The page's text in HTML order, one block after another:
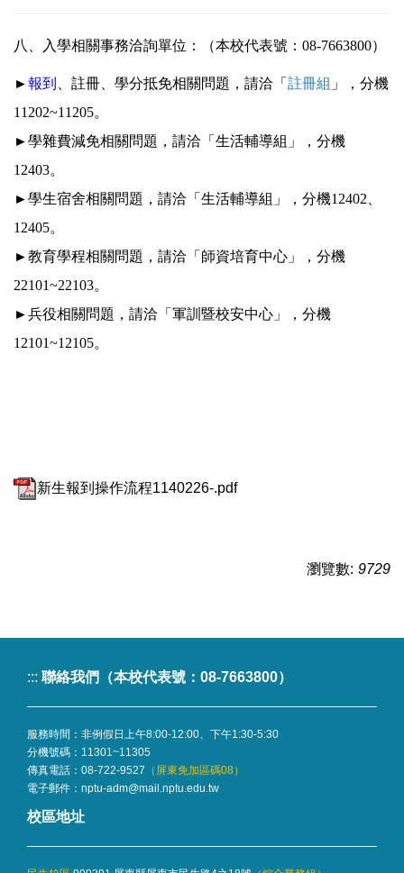
八、入學相關事務洽詢單位：（本校代表號：08-7663800）
►報到 、註冊、學分抵免相關問題，請洽「 註冊組 」，分機
11202~11205。
►學雜費減免相關問題，請洽「生活輔導組」，分機
12403。
►學生宿舍相關問題，請洽「生活輔導組」，分機12402、
12405。
►教育學程相關問題，請洽「師資培育中心」，分機
22101~22103。
►兵役相關問題，請洽「軍訓暨校安中心」，分機
12101~12105。
新生報到操作流程1140226-.pdf
瀏覽數: 9729
::: 聯絡我們（本校代表號：08-7663800）
服務時間：非例假日上午8:00-12:00、下午1:30-5:30
分機號碼： 11301~11305
傳真電話：08-722-9527 （屏東免加區碼08）
電子郵件： nptu-adm@mail.nptu.edu.tw
校區地址